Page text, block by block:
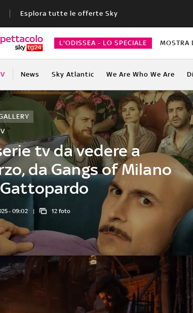
Esplora tutte le offerte Sky
L'ODISSEA - LO SPECIALE MOSTRA
News Sky Atlantic We Are Who We Are
tv da vedere a
da Gangs of Milano
- 09:02 12 foto